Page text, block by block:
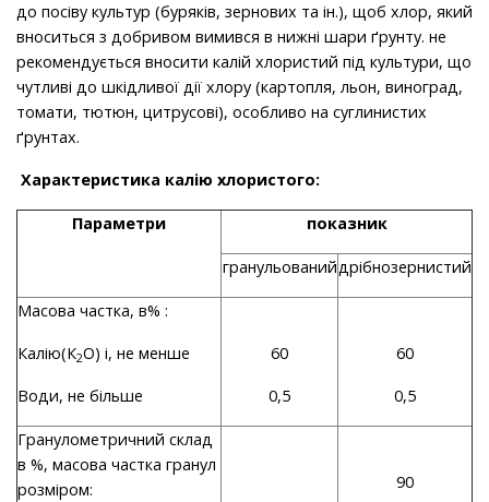
до посіву культур (буряків, зернових та ін.), щоб хлор, який
вноситься з добривом вимився в нижні шари ґрунту. не
рекомендується вносити калій хлористий під культури, що
чутливі до шкідливої дії хлору (картопля, льон, виноград,
томати, тютюн, цитрусові), особливо на суглинистих
ґрунтах.
Характеристика калію хлористого:
Параметри показник
гранульованийдрібнозернистий
Масова частка, в% :
Калію(К2О) і, не менше
Води, не більше
60
0,5
60
0,5
Гранулометричний склад
в %, масова частка гранул
розміром:
90